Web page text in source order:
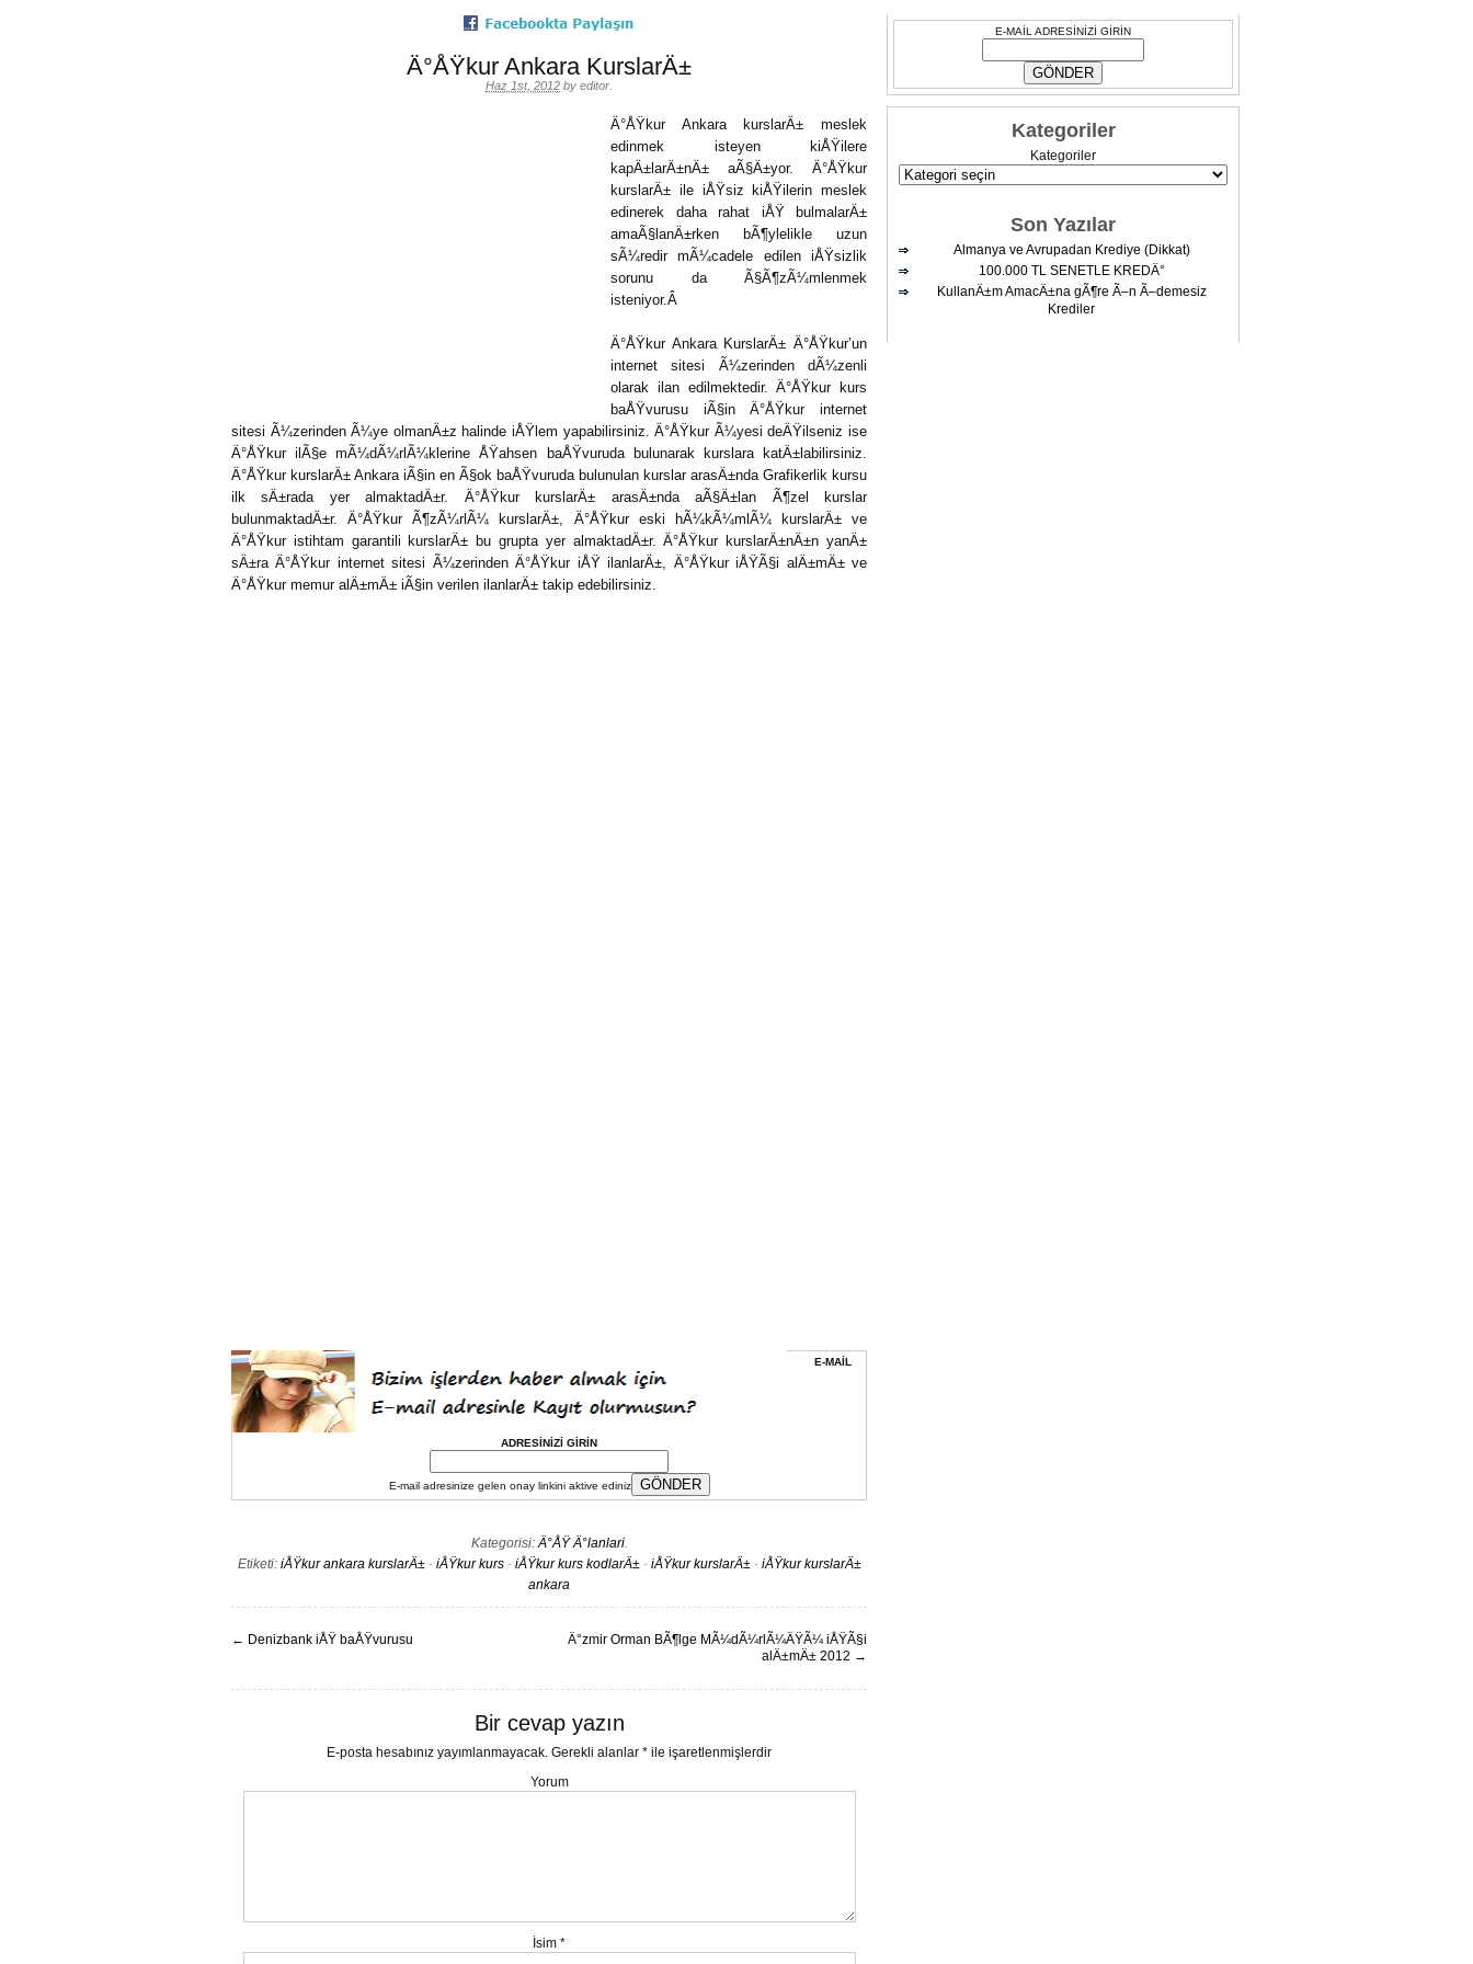
Ä°ÅŸkur Ankara KurslarÄ±
Haz 1st, 2012 by editor
Ä°ÅŸkur Ankara kurslarÄ± meslek
edinmek isteyen kiÅŸilere
kapÄ±larÄ±nÄ± aÃ§Ä±yor. Ä°ÅŸkur
kurslarÄ± ile iÅŸsiz kiÅŸilerin meslek
edinerek daha rahat iÅŸ bulmalarÄ±
amaÃ§lanÄ±rken bÃ¶ylelikle uzun
sÃ¼redir mÃ¼cadele edilen iÅŸsizlik
sorunu da Ã§Ã¶zÃ¼mlenmek
isteniyor.Â
Ä°ÅŸkur Ankara KurslarÄ± Ä°ÅŸkur’un
internet sitesi Ã¼zerinden dÃ¼zenli
olarak ilan edilmektedir. Ä°ÅŸkur kurs
baÅŸvurusu iÃ§in Ä°ÅŸkur internet
sitesi Ã¼zerinden Ã¼ye olmanÄ±z halinde iÅŸlem yapabilirsiniz. Ä°ÅŸkur Ã¼yesi deÄŸilseniz ise
Ä°ÅŸkur ilÃ§e mÃ¼dÃ¼rlÃ¼klerine ÅŸahsen baÅŸvuruda bulunarak kurslara katÄ±labilirsiniz.
Ä°ÅŸkur kurslarÄ± Ankara iÃ§in en Ã§ok baÅŸvuruda bulunulan kurslar arasÄ±nda Grafikerlik kursu
ilk sÄ±rada yer almaktadÄ±r. Ä°ÅŸkur kurslarÄ± arasÄ±nda aÃ§Ä±lan Ã¶zel kurslar
bulunmaktadÄ±r. Ä°ÅŸkur Ã¶zÃ¼rlÃ¼ kurslarÄ±, Ä°ÅŸkur eski hÃ¼kÃ¼mlÃ¼ kurslarÄ± ve
Ä°ÅŸkur istihtam garantili kurslarÄ± bu grupta yer almaktadÄ±r. Ä°ÅŸkur kurslarÄ±nÄ±n yanÄ±
sÄ±ra Ä°ÅŸkur internet sitesi Ã¼zerinden Ä°ÅŸkur iÅŸ ilanlarÄ±, Ä°ÅŸkur iÅŸÃ§i alÄ±mÄ± ve
Ä°ÅŸkur memur alÄ±mÄ± iÃ§in verilen ilanlarÄ± takip edebilirsiniz.
E-MAİL
ADRESİNİZİ GİRİN
E-mail adresinize gelen onay linkini aktive ediniz
Kategorisi:Ä°ÅŸ Ä°lanlari.
Etiketi: iÅŸkur ankara kurslarÄ±· iÅŸkur kurs· iÅŸkur kurs kodlarÄ±· iÅŸkur kurslarÄ±· iÅŸkur kurslarÄ±
ankara
← Denizbank iÅŸ baÅŸvurusu
Ä°zmir Orman BÃ¶lge MÃ¼dÃ¼rlÃ¼ÄŸÃ¼ iÅŸÃ§i
alÄ±mÄ± 2012 →
Bir cevap yazın
E-posta hesabınız yayımlanmayacak. Gerekli alanlar * ile işaretlenmişlerdir
Yorum
İsim *
E-MAİL ADRESİNİZİ GİRİN
Kategoriler
Kategoriler
Son Yazılar
Almanya ve Avrupadan Krediye (Dikkat)
100.000 TL SENETLE KREDÄ°
KullanÄ±m AmacÄ±na gÃ¶re Ã–n Ã–demesiz
Krediler